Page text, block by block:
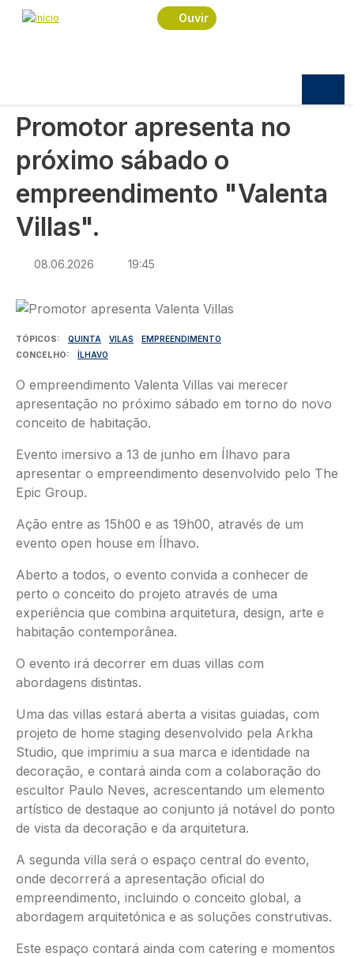
Passar para o conteúdo principal
Ouvir
Navegação estrutural
Início
Praça
Promotor apresenta no próximo sábado o
Promotor apresenta no
próximo sábado o
empreendimento "Valenta
Villas".
08.06.2026 19:45
Imagem
TÓPICOS QUINTA VILAS
EMPREENDIMENTO
CONCELHO
ÍLHAVO
O empreendimento Valenta Villas vai merecer
apresentação no próximo sábado em torno do novo
conceito de habitação.
Evento imersivo a 13 de junho em Ílhavo para
apresentar o empreendimento desenvolvido pelo The
Epic Group.
Ação entre as 15h00 e as 19h00, através de um
evento open house em Ílhavo.
Aberto a todos, o evento convida a conhecer de
perto o conceito do projeto através de uma
experiência que combina arquitetura, design, arte e
habitação contemporânea.
O evento irá decorrer em duas villas com
abordagens distintas.
Uma das villas estará aberta a visitas guiadas, com
projeto de home staging desenvolvido pela Arkha
Studio, que imprimiu a sua marca e identidade na
decoração, e contará ainda com a colaboração do
escultor Paulo Neves, acrescentando um elemento
artístico de destaque ao conjunto já notável do ponto
de vista da decoração e da arquitetura.
A segunda villa será o espaço central do evento,
onde decorrerá a apresentação oficial do
empreendimento, incluindo o conceito global, a
abordagem arquitetónica e as soluções construtivas.
Este espaço contará ainda com catering e momentos